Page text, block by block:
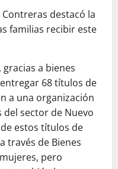
Contreras destacó la
familias recibir este
a bienes
68 títulos de
a una organización
del sector de Nuevo
estos títulos de
través de Bienes
pero